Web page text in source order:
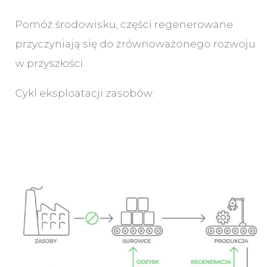
Pomóż środowisku, części regenerowane
przyczyniają się do zrównoważonego rozwoju
w przyszłości.
Cykl eksploatacji zasobów: